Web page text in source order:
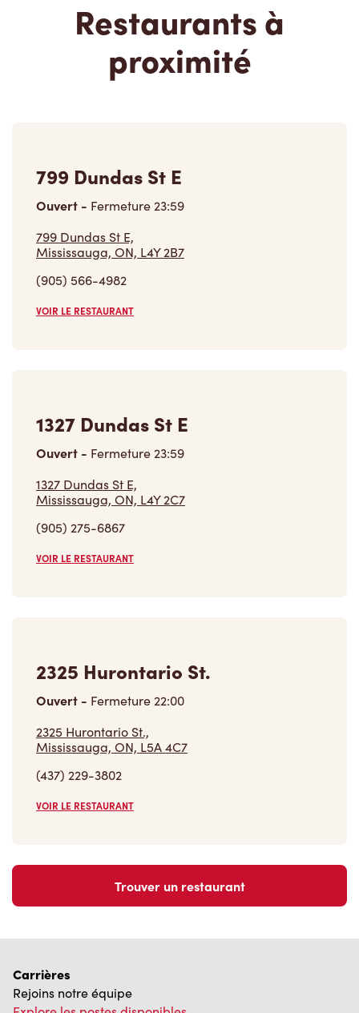
proximité
Ouvert-Fermeture23:59
799 Dundas St E,
Mississauga, ON, L4Y 2B7
(905) 566-4982
VOIR LE RESTAURANT
Ouvert -Fermeture 23:59
1327 Dundas St E,
Mississauga, ON, L4Y 2C7
(905) 275-6867
VOIR LE RESTAURANT
Ouvert -Fermeture22:00
2325 Hurontario St.,
Mississauga, ON, L5A 4C7
(437) 229-3802
VOIR LE RESTAURANT
Trouver un restaurant
Rejoins notre équipe
Explore les postes disponibles